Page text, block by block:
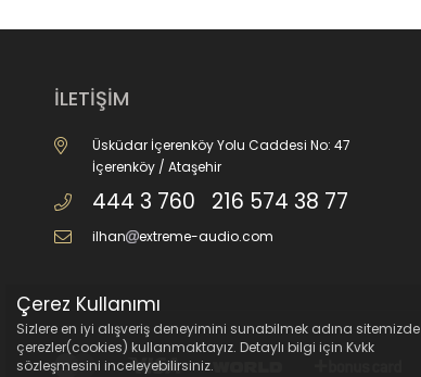
İLETİŞİM
Üsküdar İçerenköy Yolu Caddesi No: 47
İçerenköy / Ataşehir
444 3 760 216 574 38 77
ilhan extreme-audio.com
Çerez Kullanımı
Sizlere en iyi alışveriş deneyimini sunabilmek adına sitemizde
çerezler(cookies) kullanmaktayız. Detaylı bilgi için Kvkk
sözleşmesini inceleyebilirsiniz.